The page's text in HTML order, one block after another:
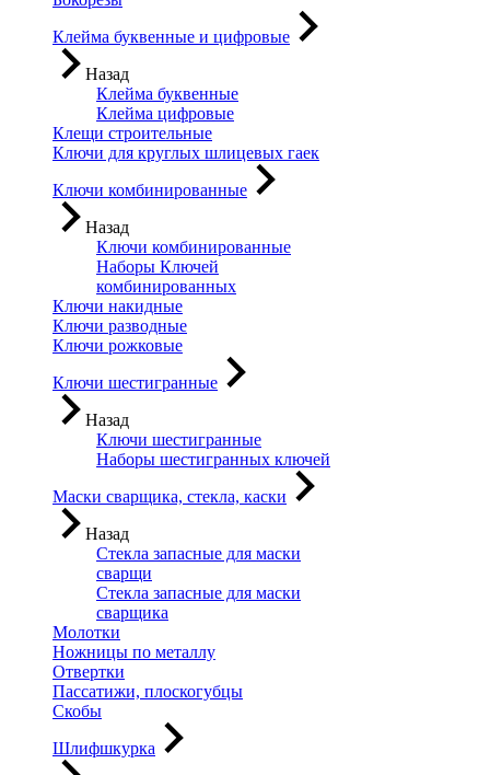
Клейма буквенные и цифровые
Назад
Клейма буквенные
Клейма цифровые
Клещи строительные
Ключи для круглых шлицевых гаек
Ключи комбинированные
Назад
Ключи комбинированные
Наборы Ключей
комбинированных
Ключи накидные
Ключи разводные
Ключи рожковые
Ключи шестигранные
Назад
Ключи шестигранные
Наборы шестигранных ключей
Маски сварщика, стекла, каски
Назад
Стекла запасные для маски
сварщи
Стекла запасные для маски
сварщика
Молотки
Ножницы по металлу
Отвертки
Пассатижи, плоскогубцы
Скобы
Шлифшкурка